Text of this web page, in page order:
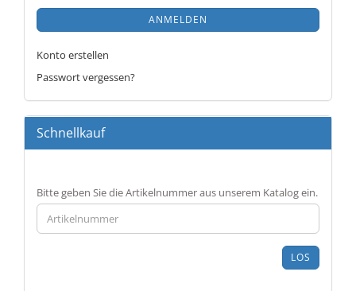
ANMELDEN
Konto erstellen
Passwort vergessen?
Schnellkauf
BITTE
GEBEN
SIE
DIE
Bitte geben Sie die Artikelnummer aus unserem Katalog ein.
LOS